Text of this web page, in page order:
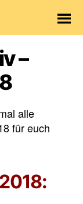
–
alle
für euch